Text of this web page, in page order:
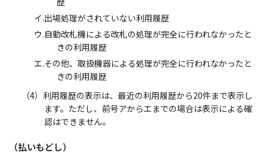
イ.出場処理がされていない利用履歴
ウ.自動改札機による改札の処理が完全に行われなかったと
きの利用履歴
エ.その他、取扱機器による処理が完全に行われなかったと
きの利用履歴
（4）利用履歴の表示は、最近の利用履歴から20件まで表示し
ます。ただし、前号アからエまでの場合は表示による確
認はできません。
（払いもどし）